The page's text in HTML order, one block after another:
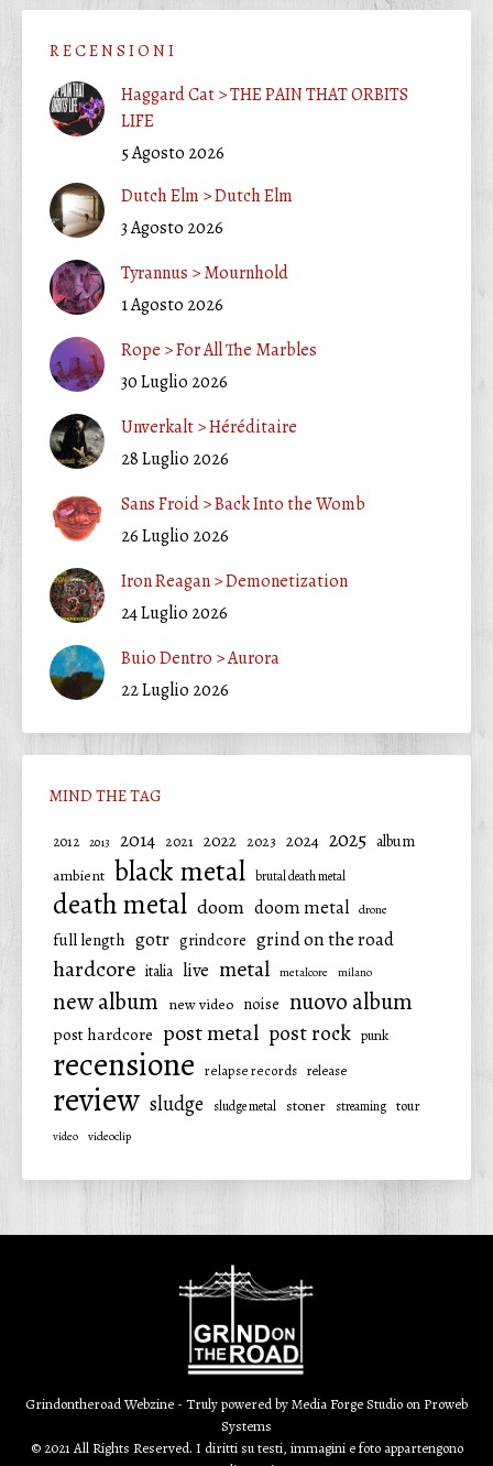
R E C E N S I O N I
Haggard Cat > THE PAIN THAT ORBITS
LIFE
5 Agosto 2026
Dutch Elm > Dutch Elm
3 Agosto 2026
Tyrannus > Mournhold
1 Agosto 2026
Rope > For All The Marbles
30 Luglio 2026
Unverkalt > Héréditaire
28 Luglio 2026
Sans Froid > Back Into the Womb
26 Luglio 2026
Iron Reagan > Demonetization
24 Luglio 2026
Buio Dentro > Aurora
22 Luglio 2026
MIND THE TAG
2012 2013 2014 2021 2022 2023 2024 2025 album
ambient black metal brutal death metal
death metal doom doom metal drone
full length gotr grindcore grind on the road
hardcore italia live metal metalcore milano
new album new video noise nuovo album
post hardcore post metal post rock punk
recensione relapse records release
review sludge sludge metal stoner streaming tour
video videoclip
Grindontheroad Webzine - Truly powered byMedia Forge Studio on Proweb
Systems
© 2021 All Rights Reserved. I diritti su testi, immagini e foto appartengono